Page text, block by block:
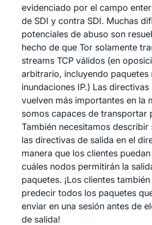
evidenciado por el campo
de SDI y contra SDI. Muchas
potenciales de abuso son
hecho de que Tor solamente
streams TCP válidos (en
arbitrario, incluyendo paquetes
inundaciones IP.) Las directivas
vuelven más importantes en la
somos capaces de transportar
También necesitamos describir
las directivas de salida en el
manera que los clientes
cuáles nodos permitirán la
paquetes. ¡Los clientes
predecir todos los paquetes
enviar en una sesión antes de
de salida!